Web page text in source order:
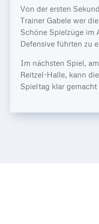
Von der ersten
Trainer Gabele wer
Schöne Spielzüge im
Defensive führten zu
Im nächsten Spiel,
Reitzel-Halle, kann
Spieltag klar gemacht